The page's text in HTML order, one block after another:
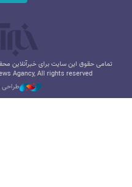
تمامی حقوق این سایت برای خبرآنلاین
Agancy, All rights reserved
طراحی